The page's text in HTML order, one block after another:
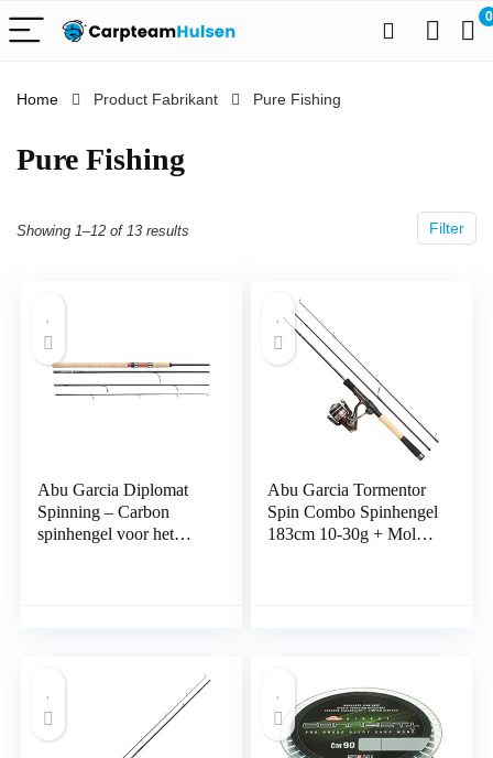
0
Home Product Fabrikant ‎Pure Fishing
‎Pure Fishing
Filter
Showing 1–12 of 13 results
Abu Garcia Diplomat
Spinning – Carbon
spinhengel voor het
Abu Garcia Tormentor
Spin Combo Spinhengel
183cm 10-30g + Molen